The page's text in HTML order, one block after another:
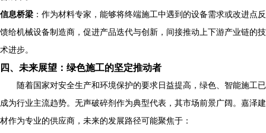
信息桥梁 ：作为材料专家，能够将终端施工中遇到的设备需求或改进点反
馈给机械设备制造商，促进产品迭代与创新，间接推动上下游产业链的技
术进步。
四、未来展望：绿色施工的坚定推动者
随着国家对安全生产和环境保护的要求日益提高，绿色、智能施工已
成为行业主流趋势。无声破碎剂作为典型代表，其市场前景广阔。嘉泽建
材作为专业的供应商，未来的发展路径可能聚焦于：